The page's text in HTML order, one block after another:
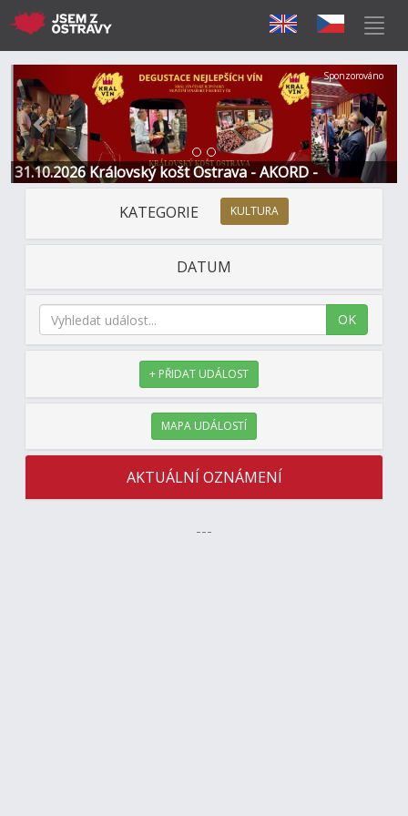
31.10.2026 Královský košt Ostrava - AKORD -
Restaurace a Hotel
Předchozí Další
Sponzorováno
KATEGORIE KULTURA
DATUM
OK
+ PŘIDAT UDÁLOST
MAPA UDÁLOSTÍ
AKTUÁLNÍ OZNÁMENÍ
---